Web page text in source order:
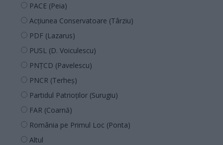
PACE (Peia)
Acțiunea Conservatoare (Târziu)
PDF (Lazarus)
PUSL (D. Voiculescu)
PNȚCD (Pavelescu)
PNCR (Terheș)
Partidul Patrioților (Surugiu)
FAR (Coarnă)
România pe Primul Loc (Ponta)
Altul